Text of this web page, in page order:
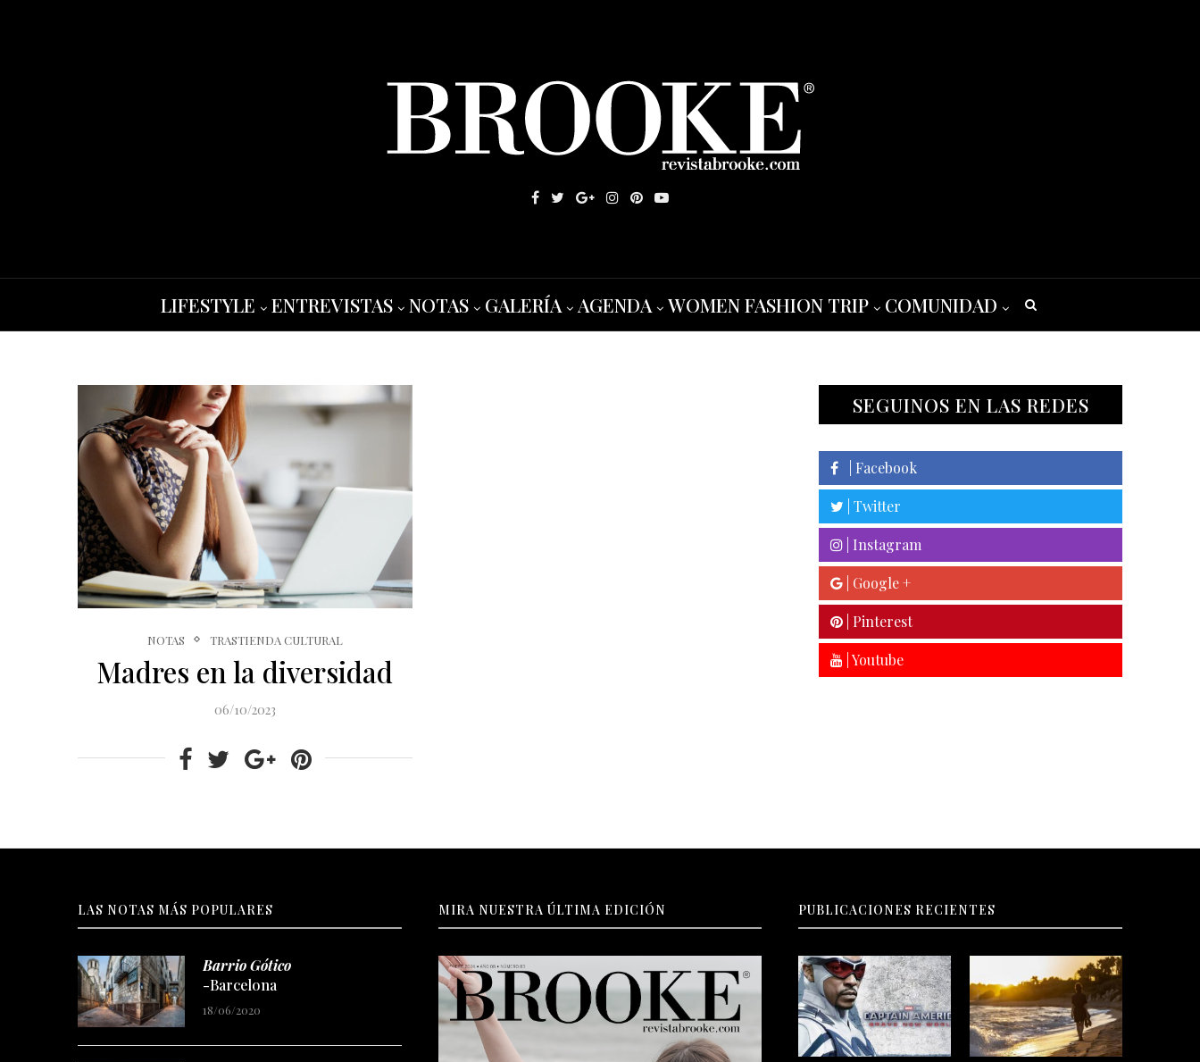
LIFESTYLE ENTREVISTAS NOTAS GALERÍA AGENDA WOMEN FASHION TRIP COMUNIDAD
NOTAS TRASTIENDA CULTURAL
Madres en la diversidad
06/10/2023
SEGUINOS EN LAS REDES
| Facebook
| Twitter
| Instagram
| Google +
| Pinterest
| Youtube
LAS NOTAS MÁS POPULARES
Barrio Gótico
-Barcelona
18/06/2020
MIRA NUESTRA ÚLTIMA EDICIÓN PUBLICACIONES RECIENTES